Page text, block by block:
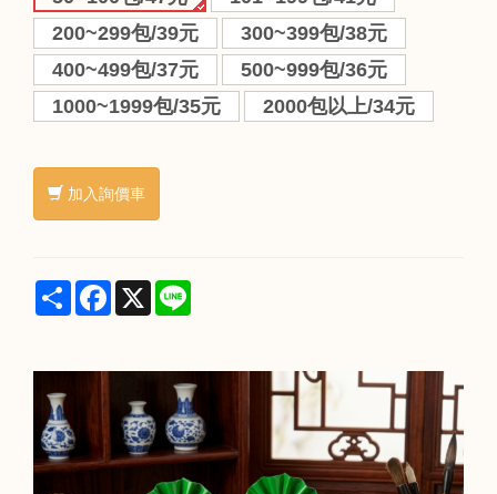
200~299包/39元
300~399包/38元
400~499包/37元
500~999包/36元
1000~1999包/35元
2000包以上/34元
加入詢價車
Share Facebook
X